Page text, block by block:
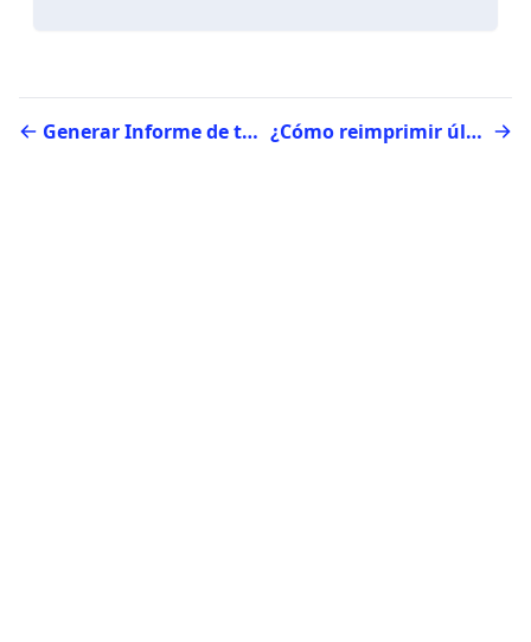
Generar Informe de transacciones de Pago ¿Cómo reimprimir último comprobante en App Pago?